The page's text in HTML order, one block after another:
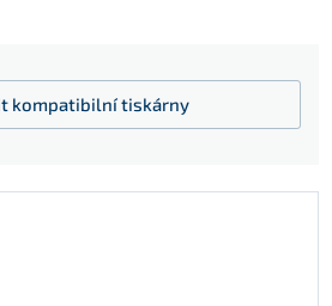
kompatibilní tiskárny